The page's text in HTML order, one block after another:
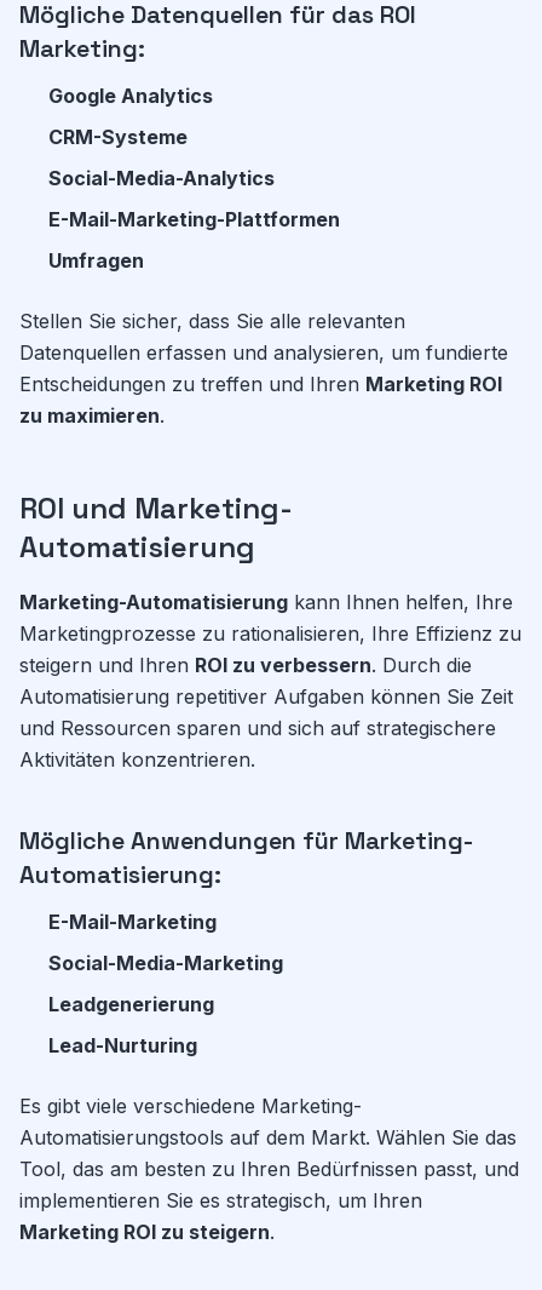
Mögliche Datenquellen für das ROI
Marketing:
Google Analytics
CRM-Systeme
Social-Media-Analytics
E-Mail-Marketing-Plattformen
Umfragen
Stellen Sie sicher, dass Sie alle relevanten
Datenquellen erfassen und analysieren, um fundierte
Entscheidungen zu treffen und Ihren Marketing ROI
zu maximieren.
ROI und Marketing-
Automatisierung
Marketing-Automatisierung kann Ihnen helfen, Ihre
Marketingprozesse zu rationalisieren, Ihre Effizienz zu
steigern und Ihren ROI zu verbessern. Durch die
Automatisierung repetitiver Aufgaben können Sie Zeit
und Ressourcen sparen und sich auf strategischere
Aktivitäten konzentrieren.
Mögliche Anwendungen für Marketing-
Automatisierung:
E-Mail-Marketing
Social-Media-Marketing
Leadgenerierung
Lead-Nurturing
Es gibt viele verschiedene Marketing-
Automatisierungstools auf dem Markt. Wählen Sie das
Tool, das am besten zu Ihren Bedürfnissen passt, und
implementieren Sie es strategisch, um Ihren
Marketing ROI zu steigern.